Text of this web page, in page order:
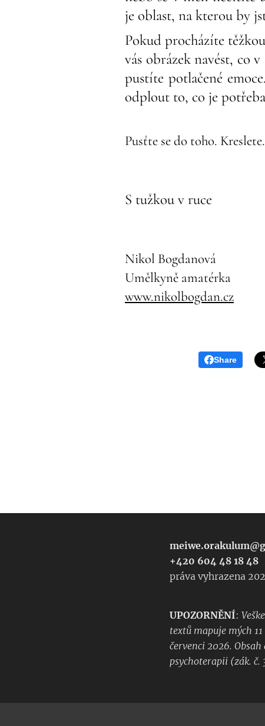
je oblast, na kterou by
Pokud procházíte
vás obrázek navést, co
pustíte potlačené
odplout to, co je
Pusťte se do toho.
S tužkou v ruce
Nikol Bogdanová
Umělkyně amatérka
www.nikolbogdan.cz
Share
práva vyhrazena
UPOZORNĚNÍ:
textů mapuje mých
červenci 2026.
psychoterapii (zák. č.